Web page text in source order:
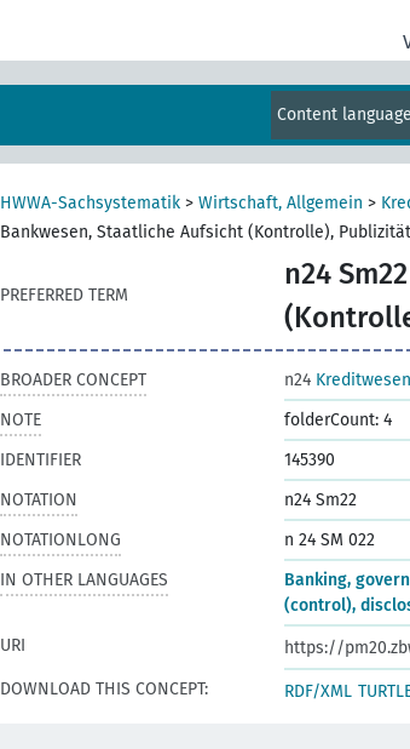
Content language
HWWA-Sachsystematik > Wirtschaft, Allgemein >
Bankwesen, Staatliche Aufsicht (Kontrolle),
PREFERRED TERM
n24 Sm22
BROADER CONCEPT n24
NOTE
folderCount: 4
IDENTIFIER
145390
NOTATION
n24 Sm22
NOTATIONLONG
n 24 SM 022
IN OTHER LANGUAGES
Banking,
(control),
URI
https://
DOWNLOAD THIS CONCEPT:
RDF/XML